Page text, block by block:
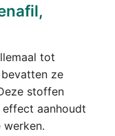
tot
ze
stoffen
aanhoudt